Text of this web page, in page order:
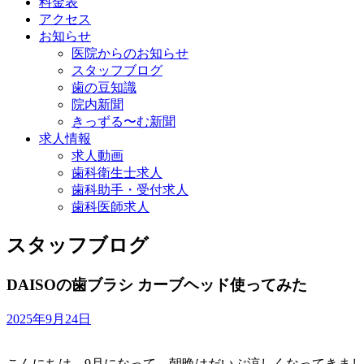
アクセス
お知らせ
医院からのお知らせ
スタッフブログ
歯の豆知識
院内新聞
きっずる〜む新聞
求人情報
求人動画
歯科衛生士求人
歯科助手・受付求人
歯科医師求人
スタッフブログ
DAISOの歯ブラシ カーブヘッド使ってみた
2025年9月24日